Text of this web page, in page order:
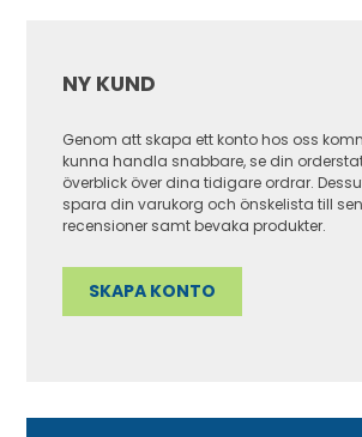
NY KUND
Genom att skapa ett konto hos oss
kunna handla snabbare, se din
överblick över dina tidigare ordrar.
spara din varukorg och önskelista till
recensioner samt bevaka produkter.